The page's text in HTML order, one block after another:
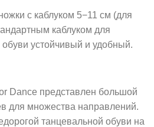
с каблуком 5−11 см (для
каблуком для
обуви устойчивый и удобный.
Dance представлен большой
для множества направлений.
танцевальной обуви на